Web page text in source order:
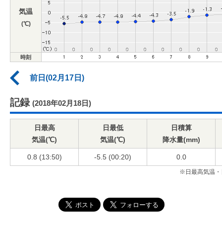
気温
(℃)
時刻
前日(02月17日)
記録 (2018年02月18日)
日最高
気温(℃)
日最低
気温(℃)
日積算
降水量(mm)
0.8 (13:50) -5.5 (00:20) 0.0
※日最高気温・